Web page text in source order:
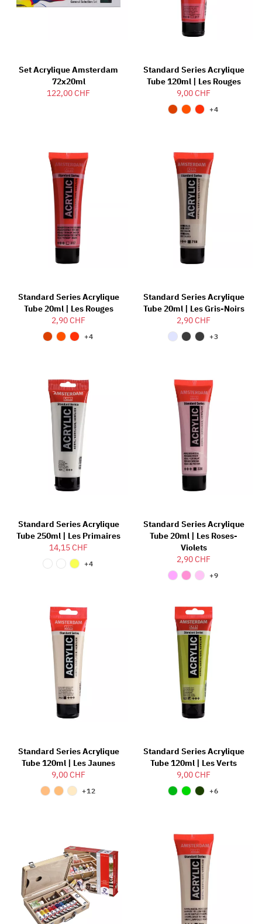
Set Acrylique Amsterdam
72x20ml
122,00 CHF
Standard Series Acrylique
Tube 120ml | Les Rouges
9,00 CHF
+4
Standard Series Acrylique
Tube 20ml | Les Rouges
2,90 CHF
+4
Standard Series Acrylique
Tube 20ml | Les Gris-Noirs
2,90 CHF
+3
Standard Series Acrylique
Tube 250ml | Les Primaires
14,15 CHF
+4
Standard Series Acrylique
Tube 20ml | Les Roses-
Violets
2,90 CHF
+9
Standard Series Acrylique
Tube 120ml | Les Jaunes
9,00 CHF
+12
Standard Series Acrylique
Tube 120ml | Les Verts
9,00 CHF
+6